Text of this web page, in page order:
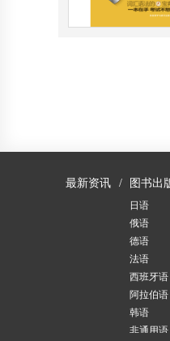
最新资讯 图书出
日语
俄语
德语
法语
西班牙语
阿拉伯语
韩语
非通用语